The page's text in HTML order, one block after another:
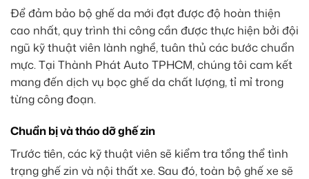
Để đảm bảo bộ ghế da mới đạt được độ hoàn thiện
cao nhất, quy trình thi công cần được thực hiện bởi đội
ngũ kỹ thuật viên lành nghề, tuân thủ các bước chuẩn
mực. Tại Thành Phát Auto TPHCM, chúng tôi cam kết
mang đến dịch vụ bọc ghế da chất lượng, tỉ mỉ trong
từng công đoạn.
Chuẩn bị và tháo dỡ ghế zin
Trước tiên, các kỹ thuật viên sẽ kiểm tra tổng thể tình
trạng ghế zin và nội thất xe. Sau đó, toàn bộ ghế xe sẽ